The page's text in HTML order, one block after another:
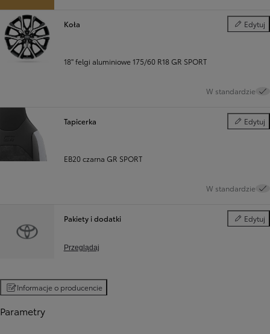
Koła Edytuj
Koła
18" felgi aluminiowe 175/60 R18 GR SPORT
W standardzie
Tapicerka Edytuj
Tapicerka
EB20 czarna GR SPORT
W standardzie
Pakiety i dodatki Edytuj
Pakiety i
Przeglądaj
Informacje o producencie
Parametry